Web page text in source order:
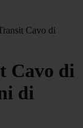
Cavo di
Cavo di
di